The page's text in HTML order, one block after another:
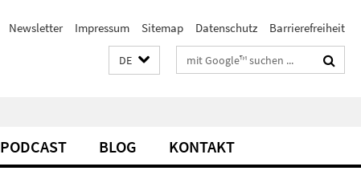
Newsletter Impressum Sitemap Datenschutz Barrierefreiheit
DE Suchbegriffe
PODCAST BLOG KONTAKT